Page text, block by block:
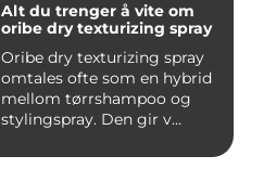
Alt du trenger å vite om
oribe dry texturizing spray
Oribe dry texturizing spray
omtales ofte som en hybrid
mellom tørrshampoo og
stylingspray. Den gir v...